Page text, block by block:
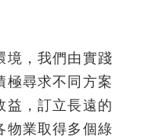
境，我們由實踐
極尋求不同方案
益，訂立長遠的
物業取得多個綠